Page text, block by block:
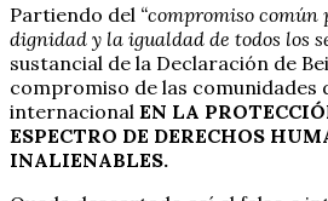
Partiendo del “compromiso común
dignidad y la igualdad de todos los
sustancial de la Declaración de
compromiso de las comunidades
internacional EN LA
ESPECTRO DE DERECHOS
INALIENABLES.